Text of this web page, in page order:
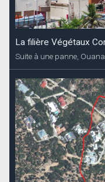
La filière Végétaux
Suite à une panne,